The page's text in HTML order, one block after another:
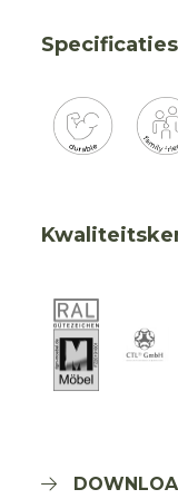
Specificaties